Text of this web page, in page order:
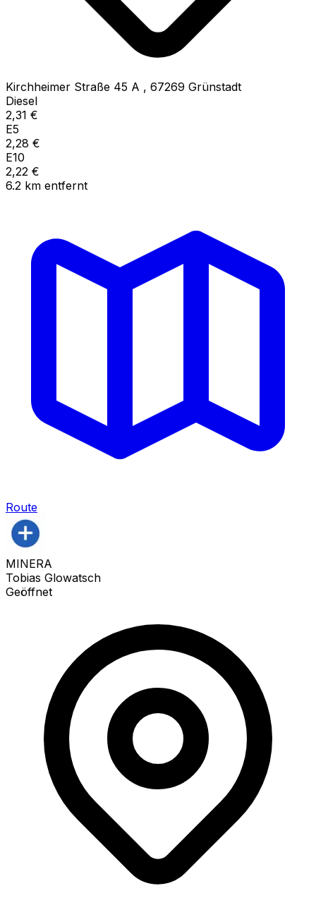
Kirchheimer Straße 45 A , 67269 Grünstadt
Diesel
2,31 €
E5
2,28 €
E10
2,22 €
6.2 km entfernt
Route
MINERA
Tobias Glowatsch
Geöffnet